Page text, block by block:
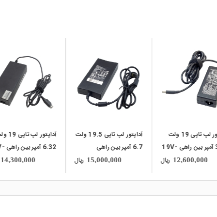
local_mall
آداپتور لپ تاپی 19.5 ولت
6.7 آمپر بین راهی
19.5V-6.7A مارک
15,000,000
local_mall
آداپتور لپ تاپی 19 ولت
6.32 آمپر بین راهی 19V-
6.32A مارک
14,300,000
local_mall
4.74A مارک DELTA